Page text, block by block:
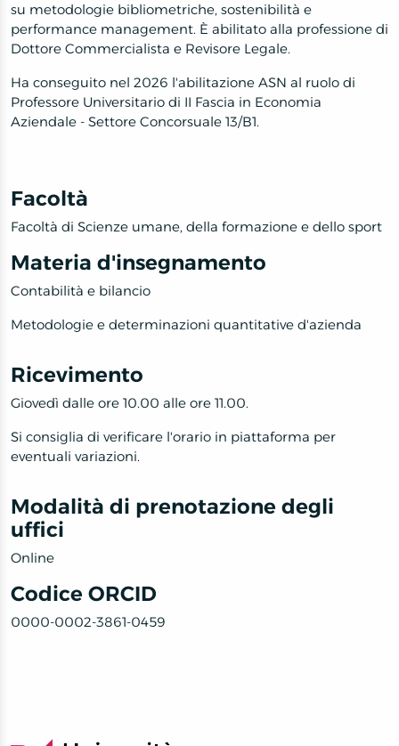
su metodologie bibliometriche, sostenibilità e
performance management. È abilitato alla professione di
Dottore Commercialista e Revisore Legale.
Ha conseguito nel 2026 l'abilitazione ASN al ruolo di
Professore Universitario di II Fascia in Economia
Aziendale - Settore Concorsuale 13/B1.
Facoltà
Facoltà di Scienze umane, della formazione e dello sport
Materia d'insegnamento
Contabilità e bilancio
Metodologie e determinazioni quantitative d'azienda
Ricevimento
Giovedì dalle ore 10.00 alle ore 11.00.
Si consiglia di verificare l'orario in piattaforma per
eventuali variazioni.
Modalità di prenotazione degli
uffici
Online
Codice ORCID
0000-0002-3861-0459